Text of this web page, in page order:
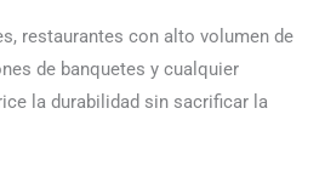
restaurantes con alto volumen de
de banquetes y cualquier
la durabilidad sin sacrificar la